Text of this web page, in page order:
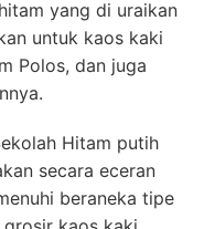
yang di uraikan
untuk kaos kaki
Polos, dan juga
Hitam putih
secara eceran
beraneka tipe